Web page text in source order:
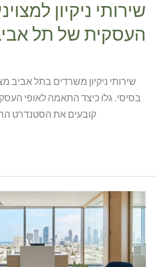
שירותי ניקיון
העסקית של תל
שירותי ניקיון משרדים בתל אביב
בסיסי. גלו כיצד התאמה לאופי
קובעים את הסטנדרט